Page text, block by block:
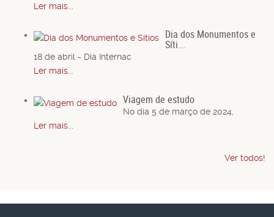
Ler mais...
Dia dos Monumentos e
Síti...
18 de abril - Dia Internac
Ler mais...
Viagem de estudo
No dia 5 de março de 2024,
Ler mais...
Ver todos!